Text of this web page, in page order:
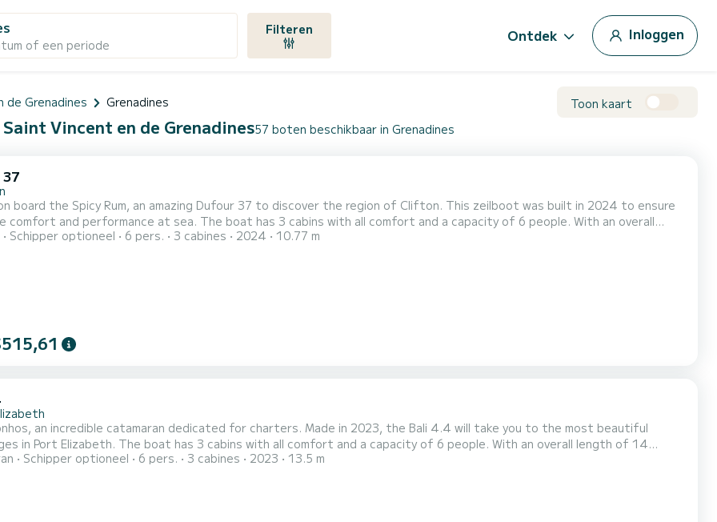
of een periode
Filteren Ontdek Inloggen
de Grenadines Grenadines Toon kaart
Vincent en de Grenadines57 boten beschikbaar in Grenadines
board the Spicy Rum, an amazing Dufour 37 to discover the region of Clifton. This zeilboot was built in 2024 to ensure
at sea. The boat has 3 cabins with all comfort and a capacity of 6 people. With an overall
11 meters, it will be your best ally to spend an exceptional vacation on the water in the surroundings of Clifton Dit
Schipper optioneel 6 pers. 3 cabines 2024 10.77 m
an incredible catamaran dedicated for charters. Made in 2023, the Bali 4.4 will take you to the most beautiful
has 3 cabins with all comfort and a capacity of 6 people. With an overall length of 14
will be your best ally to spend an exceptional vacation on the water in the surroundings of Port Elizabeth Dit Bali 4.4 is
Schipper optioneel 6 pers. 3 cabines 2023 13.5 m